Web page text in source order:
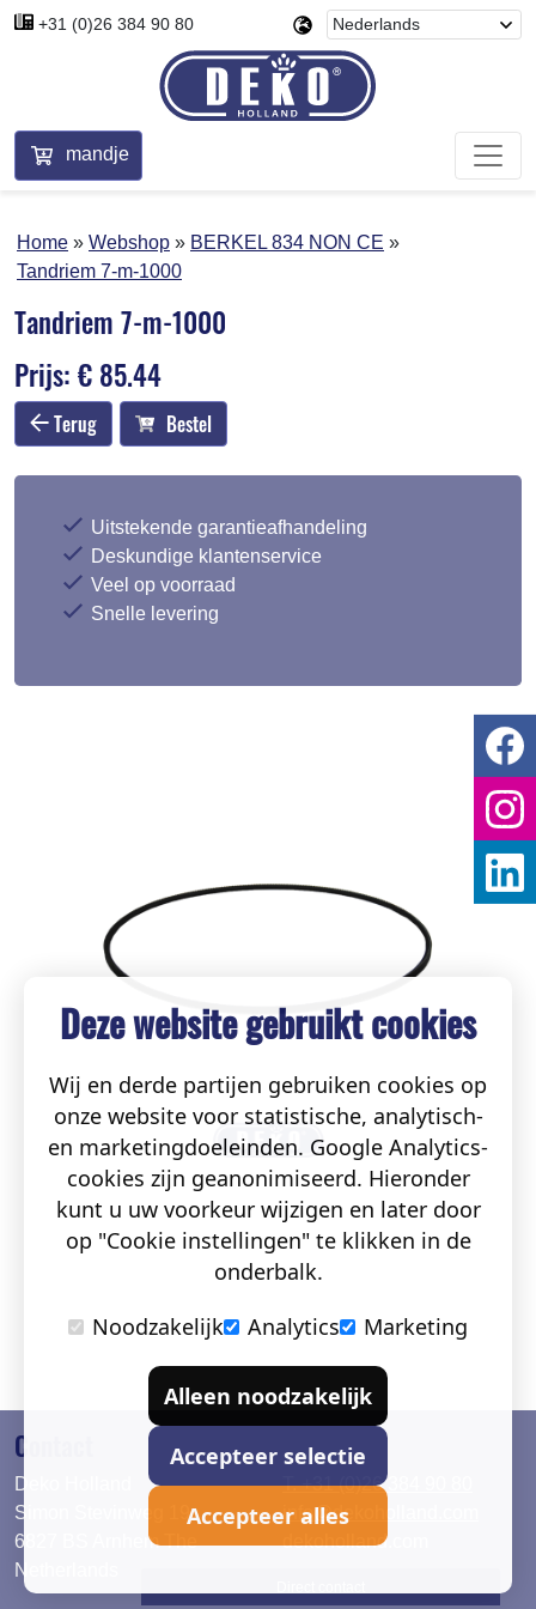
+31 (0)26 384 90 80
mandje
Home Webshop
BERKEL 834 NON CE
Tandriem 7-m-1000
Tandriem 7-m-1000
Prijs: € 85.44
Terug Bestel
Uitstekende garantieafhandeling
Deskundige klantenservice
Veel op voorraad
Snelle levering
Contact
Deko Holland
Simon Stevinweg 19
6827 BS Arnhem The
Netherlands
T. +31 (0)26 384 90 80
info@dekoholland.com
dekoholland.com
Deze website gebruikt cookies
Wij en derde partijen gebruiken cookies op
onze website voor statistische, analytisch-
en marketingdoeleinden. Google Analytics-
cookies zijn geanonimiseerd. Hieronder
kunt u uw voorkeur wijzigen en later door
op "Cookie instellingen" te klikken in de
onderbalk.
Noodzakelijk
Analytics Marketing
Alleen noodzakelijk
Accepteer selectie
Accepteer alles